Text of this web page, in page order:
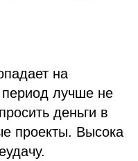
на
лучше не
деньги в
проекты. Высока